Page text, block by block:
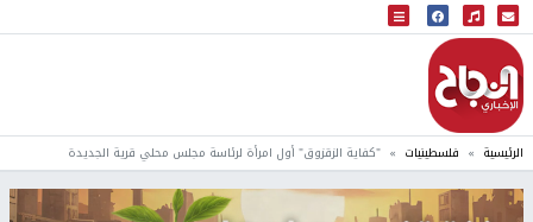
البث المباشر
إذاعة النجاح
الرئيسية فلسطينيات "كفاية الزقزوق" أول امرأة لرئاسة مجلس محلي قرية الجديدة